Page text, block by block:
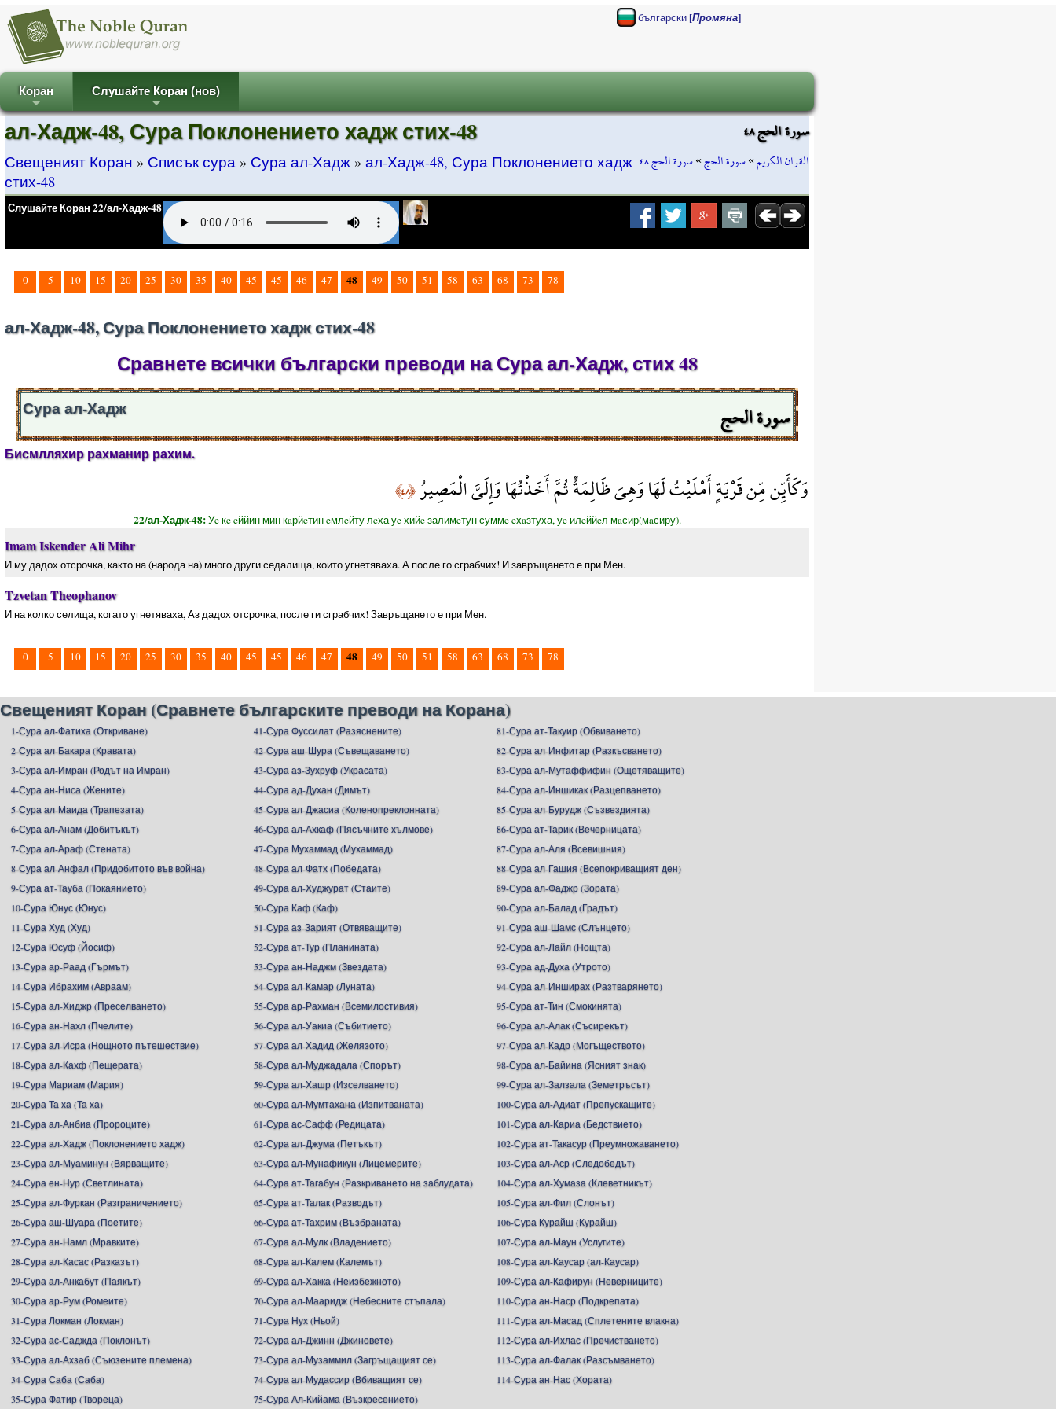
български[Промяна]
+
Коран
+
Слушайте Коран (нов)
سورة الحج ٤٨
القرآن الكريم»سورة الحج»سورة الحج ٤٨
ал-Хадж-48, Сура Поклонението хадж стих-48
Свещеният Коран » Списък сура » Сура ал-Хадж » ал-Хадж-48, Сура Поклонението хадж
стих-48
Слушайте Коран 22/ал-Хадж-48
0 5 10 15 20 25 30 35 40 45 45 46 47 48 49 50 51 58 63 68 73 78
ал-Хадж-48, Сура Поклонението хадж стих-48
Сравнете всички български преводи на Сура ал-Хадж, стих 48
سورة الحج Сура ал-Хадж
Бисмлляхир рахманир рахим.
وَكَأَيِّن مِّن قَرْيَةٍ أَمْلَيْتُ لَهَا وَهِيَ ظَالِمَةٌ ثُمَّ أَخَذْتُهَا وَإِلَيَّ الْمَصِيرُ﴿٤٨﴾
22/ал-Хадж-48:Уe кe eййин мин кaрйeтин eмлeйту лeха уe хийe залимeтун суммe eхaзтуха, уe илeййeл мaсир(мaсиру).
Imam Iskender Ali Mihr
И му дадох отсрочка, както на (народа на) много други седалища, които угнетяваха. А после го сграбчих! И завръщането е при Мен.
Tzvetan Theophanov
И на колко селища, когато угнетяваха, Аз дадох отсрочка, после ги сграбчих! Завръщането е при Мен.
0 5 10 15 20 25 30 35 40 45 45 46 47 48 49 50 51 58 63 68 73 78
Свещеният Коран (Сравнете българските преводи на Корана)
1-Сура ал-Фатиха (Откриване)
2-Сура ал-Бакара (Кравата)
3-Сура ал-Имран (Родът на Имран)
4-Сура ан-Ниса (Жените)
5-Сура ал-Маида (Трапезата)
6-Сура ал-Анам (Добитъкът)
7-Сура ал-Араф (Стената)
8-Сура ал-Анфал (Придобитото във война)
9-Сура ат-Тауба (Покаянието)
10-Сура Юнус (Юнус)
11-Сура Худ (Худ)
12-Сура Юсуф (Йосиф)
13-Сура ар-Раад (Гърмът)
14-Сура Ибрахим (Авраам)
15-Сура ал-Хиджр (Преселването)
16-Сура ан-Нахл (Пчелите)
17-Сура ал-Исра (Нощното пътешествие)
18-Сура ал-Кахф (Пещерата)
19-Сура Мариам (Мария)
20-Сура Та ха (Та ха)
21-Сура ал-Анбиа (Пророците)
22-Сура ал-Хадж (Поклонението хадж)
23-Сура ал-Муаминун (Вярващите)
24-Сура ен-Нур (Светлината)
25-Сура ал-Фуркан (Разграничението)
26-Сура аш-Шуара (Поетите)
27-Сура ан-Намл (Мравките)
28-Сура ал-Касас (Разказът)
29-Сура ал-Анкабут (Паякът)
30-Сура ар-Рум (Ромеите)
31-Сура Локман (Локман)
32-Сура ас-Саджда (Поклонът)
33-Сура ал-Ахзаб (Съюзените племена)
34-Сура Саба (Саба)
35-Сура Фатир (Твореца)
41-Сура Фуссилат (Разяснените)
42-Сура аш-Шура (Съвещаването)
43-Сура аз-Зухруф (Украсата)
44-Сура ад-Духан (Димът)
45-Сура ал-Джасиа (Коленопреклонната)
46-Сура ал-Ахкаф (Пясъчните хълмове)
47-Сура Мухаммад (Мухаммад)
48-Сура ал-Фатх (Победата)
49-Сура ал-Худжурат (Стаите)
50-Сура Каф (Каф)
51-Сура аз-Зарият (Отвяващите)
52-Сура ат-Тур (Планината)
53-Сура ан-Наджм (Звездата)
54-Сура ал-Камар (Луната)
55-Сура ар-Рахман (Всемилостивия)
56-Сура ал-Уакиа (Събитието)
57-Сура ал-Хадид (Желязото)
58-Сура ал-Муджадала (Спорът)
59-Сура ал-Хашр (Изселването)
60-Сура ал-Мумтахана (Изпитваната)
61-Сура ас-Сафф (Редицата)
62-Сура ал-Джума (Петъкът)
63-Сура ал-Мунафикун (Лицемерите)
64-Сура ат-Тагабун (Разкриването на заблудата)
65-Сура ат-Талак (Разводът)
66-Сура ат-Тахрим (Възбраната)
67-Сура ал-Мулк (Владението)
68-Сура ал-Калем (Калемът)
69-Сура ал-Хакка (Неизбежното)
70-Сура ал-Мааридж (Небесните стъпала)
71-Сура Нух (Ньой)
72-Сура ал-Джинн (Джиновете)
73-Сура ал-Музаммил (Загръщащият се)
74-Сура ал-Мудассир (Вбиващият се)
75-Сура Ал-Кийама (Възкресението)
81-Сура ат-Такуир (Обвиването)
82-Сура ал-Инфитар (Разкъсването)
83-Сура ал-Мутаффифин (Ощетяващите)
84-Сура ал-Иншикак (Разцепването)
85-Сура ал-Бурудж (Съзвездията)
86-Сура ат-Тарик (Вечерницата)
87-Сура ал-Аля (Всевишния)
88-Сура ал-Гашия (Всепокриващият ден)
89-Сура ал-Фаджр (Зората)
90-Сура ал-Балад (Градът)
91-Сура аш-Шамс (Слънцето)
92-Сура ал-Лайл (Нощта)
93-Сура ад-Духа (Утрото)
94-Сура ал-Инширах (Разтварянето)
95-Сура ат-Тин (Смокинята)
96-Сура ал-Алак (Съсирекът)
97-Сура ал-Кадр (Могъществото)
98-Сура ал-Байина (Ясният знак)
99-Сура ал-Залзала (Земетръсът)
100-Сура ал-Адиат (Препускащите)
101-Сура ал-Кариа (Бедствието)
102-Сура ат-Такасур (Преумножаването)
103-Сура ал-Аср (Следобедът)
104-Сура ал-Хумаза (Клеветникът)
105-Сура ал-Фил (Слонът)
106-Сура Курайш (Курайш)
107-Сура ал-Маун (Услугите)
108-Сура ал-Каусар (ал-Каусар)
109-Сура ал-Кафирун (Неверниците)
110-Сура ан-Наср (Подкрепата)
111-Сура ал-Масад (Сплетените влакна)
112-Сура ал-Ихлас (Пречистването)
113-Сура ал-Фалак (Разсъмването)
114-Сура ан-Нас (Хората)